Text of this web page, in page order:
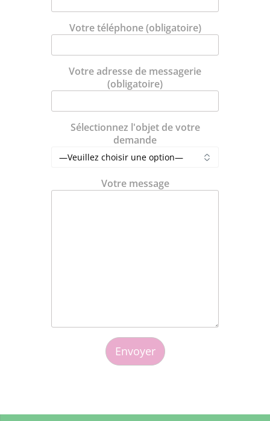
Votre téléphone (obligatoire)
Votre adresse de messagerie
(obligatoire)
Sélectionnez l'objet de votre
demande
Votre message